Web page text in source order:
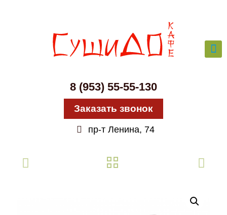
8 (953) 55-55-130
Заказать звонок
пр-т Ленина, 74